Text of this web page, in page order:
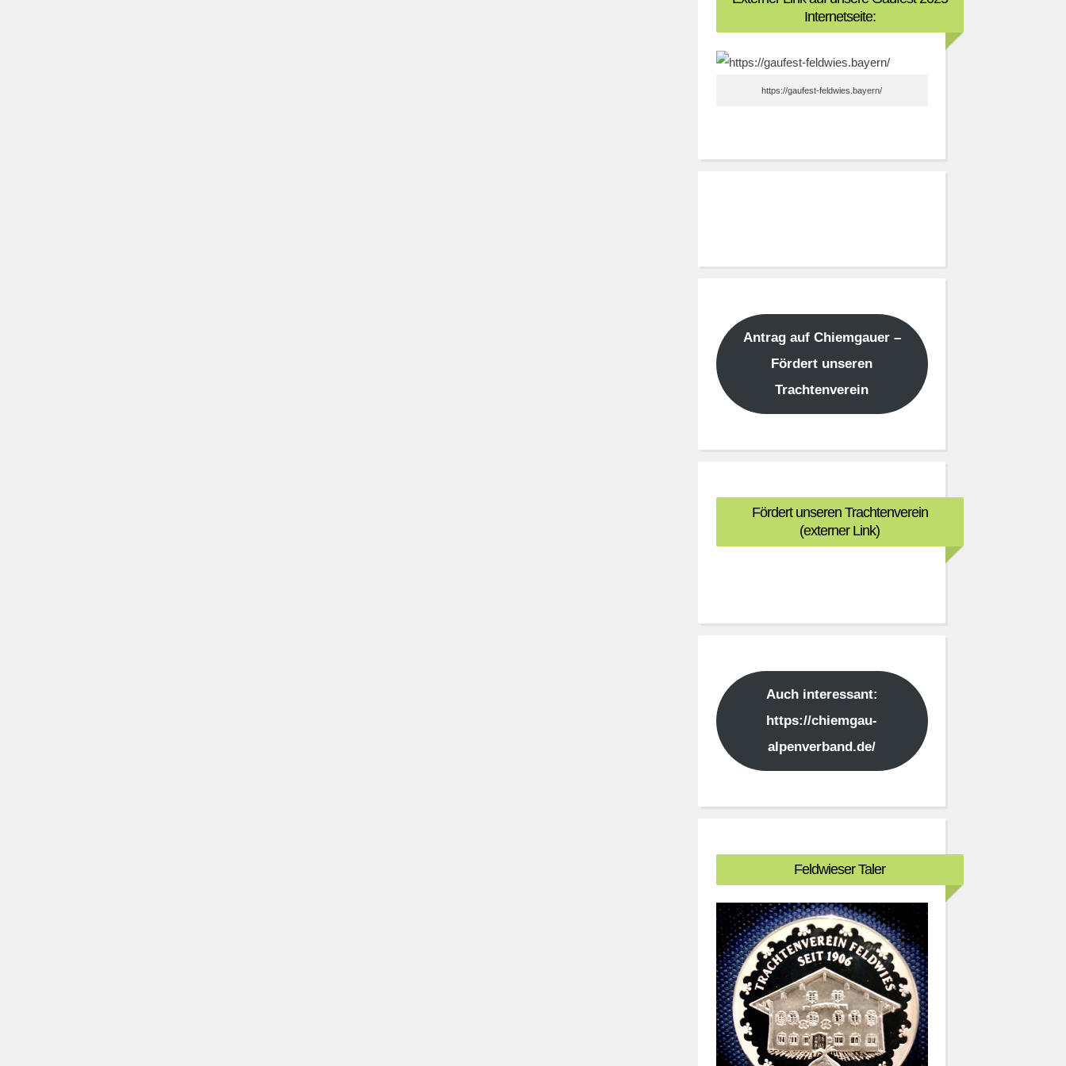
Internetseite:
https://gaufest-feldwies.bayern/
Antrag auf Chiemgauer –
Fördert unseren
Trachtenverein
Fördert unseren Trachtenverein
(externer Link)
Auch interessant:
https://chiemgau-
alpenverband.de/
Feldwieser Taler